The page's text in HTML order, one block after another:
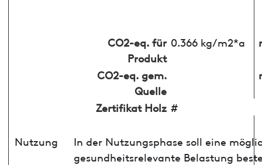
CO2-eq. für
Produkt
0.366 kg/m2*a
CO2-eq. gem.
Quelle
Zertifikat Holz #
Nutzung
In der Nutzungsphase soll eine
gesundheitsrelevante Belastung